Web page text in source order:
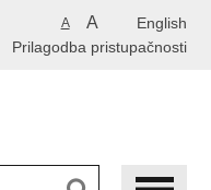
English
A A
Prilagodba pristupačnosti